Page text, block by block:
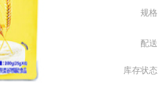
规格
配送
库存状态